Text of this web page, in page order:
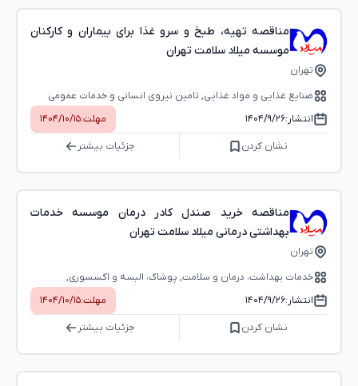
مناقصه تهیه، طبخ و سرو غذا برای بیماران و کارکنان
موسسه میلاد سلامت تهران
تهران
صنایع غذایی و مواد غذایی, تامین نیروی انسانی و خدمات عمومی
انتشار:۱۴۰۴/۹/۲۶ مهلت:۱۴۰۴/۱۰/۱۵
نشان کردن جزئیات بیشتر
مناقصه خرید صندل کادر درمان موسسه خدمات
بهداشتی درمانی میلاد سلامت تهران
تهران
خدمات بهداشت، درمان و سلامت, پوشاک، البسه و اکسسوری,
تجهیزات پزشکی و آزمایشگاهی
انتشار:۱۴۰۴/۹/۲۶ مهلت:۱۴۰۴/۱۰/۱۵
نشان کردن جزئیات بیشتر